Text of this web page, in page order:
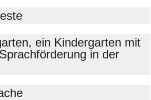
ein Kindergarten mit
in der